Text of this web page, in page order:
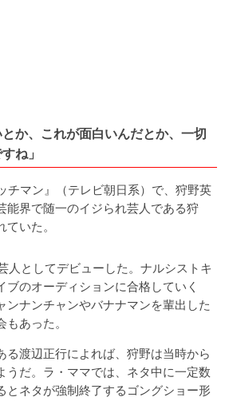
か、これが面白いんだとか、一切
ね」
チマン』（テレビ朝日系）で、狩野英
能界で随一のイジられ芸人である狩
いた。
人としてデビューした。ナルシストキ
ブのオーディションに合格していく
ンナンチャンやバナナマンを輩出した
あった。
渡辺正行によれば、狩野は当時から
うだ。ラ・ママでは、ネタ中に一定数
とネタが強制終了するゴングショー形